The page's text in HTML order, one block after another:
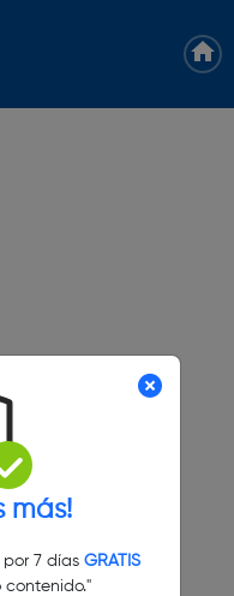
más!
7 días GRATIS
contenido."